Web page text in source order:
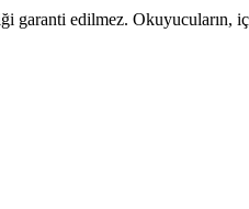
garanti edilmez. Okuyucuların,